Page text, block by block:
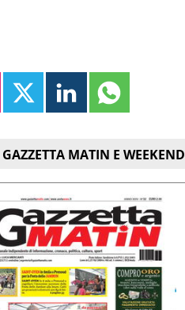
GAZZETTA MATIN E WEEKEND